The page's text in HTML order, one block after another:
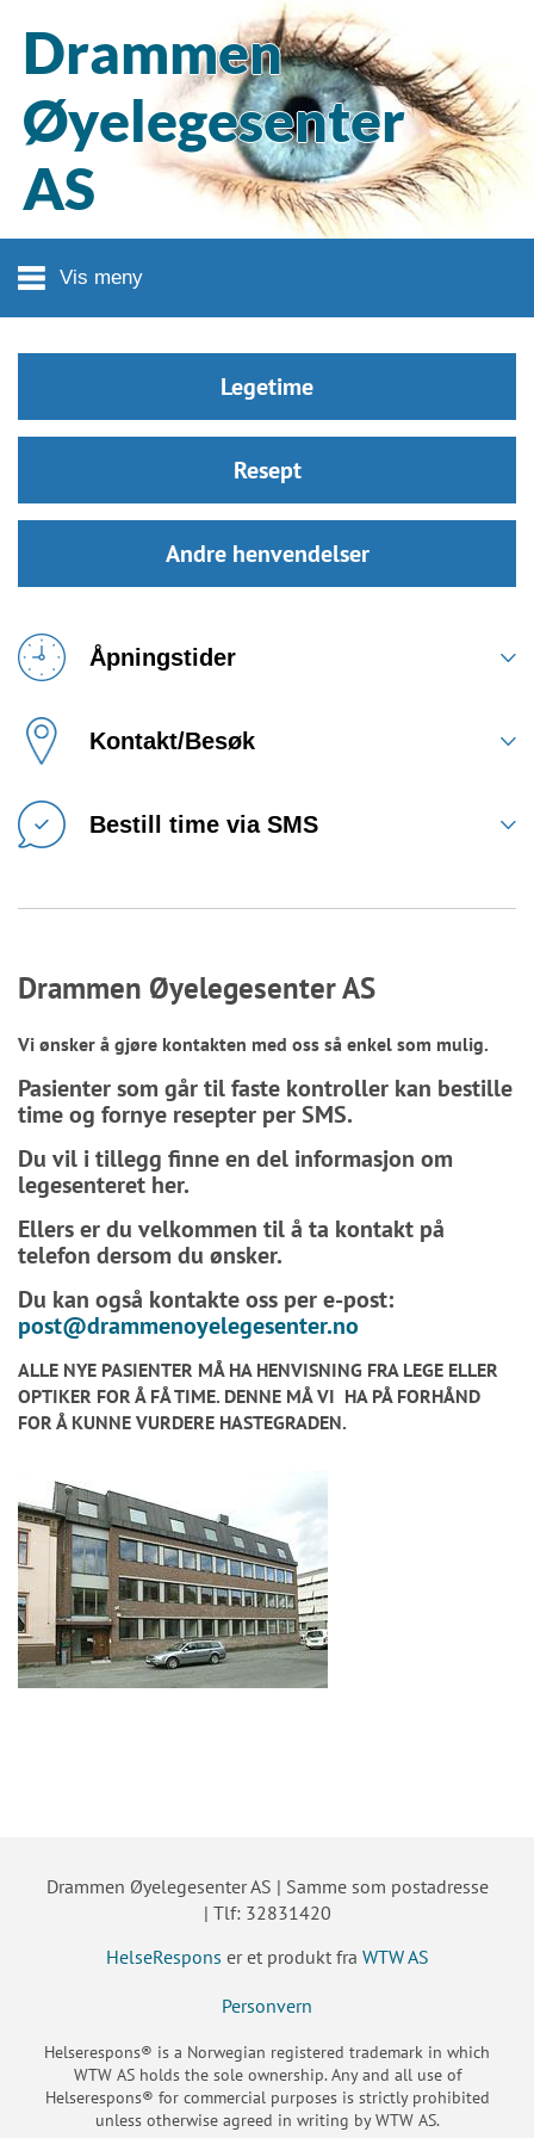
Drammen
Øyelegesenter
AS
Vis meny
Legetime
Resept
Andre henvendelser
Åpningstider
Kontakt/Besøk
Bestill time via SMS
Drammen Øyelegesenter AS
Vi ønsker å gjøre kontakten med oss så enkel som mulig.
Pasienter som går til faste kontroller kan bestille
time og fornye resepter per SMS.
Du vil i tillegg finne en del informasjon om
legesenteret her.
Ellers er du velkommen til å ta kontakt på
telefon dersom du ønsker.
Du kan også kontakte oss per e-post:
post@drammenoyelegesenter.no
ALLE NYE PASIENTER MÅ HA HENVISNING FRA LEGE ELLER
OPTIKER FOR Å FÅ TIME. DENNE MÅ VI HA PÅ FORHÅND
FOR Å KUNNE VURDERE HASTEGRADEN.
Drammen Øyelegesenter AS | Samme som postadresse
| Tlf: 32831420
HelseRespons er et produkt fra WTW AS
Personvern
Helserespons® is a Norwegian registered trademark in which
WTW AS holds the sole ownership. Any and all use of
Helserespons® for commercial purposes is strictly prohibited
unless otherwise agreed in writing by WTW AS.